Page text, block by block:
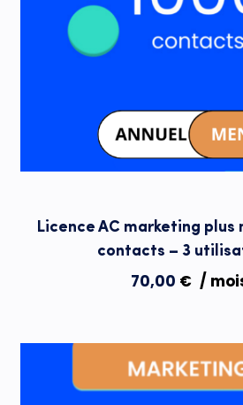
Licence AC marketing plus
contacts – 3
70,00 € /